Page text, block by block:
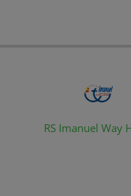
RS Imanuel Way